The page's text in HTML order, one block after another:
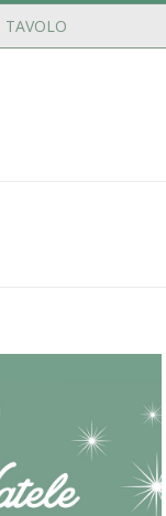
TAVOLO